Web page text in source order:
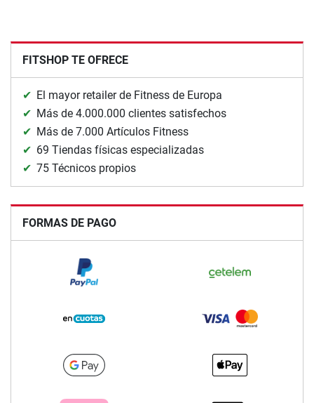
FITSHOP TE OFRECE
El mayor retailer de Fitness de Europa
Más de 4.000.000 clientes satisfechos
Más de 7.000 Artículos Fitness
69 Tiendas físicas especializadas
75 Técnicos propios
FORMAS DE PAGO